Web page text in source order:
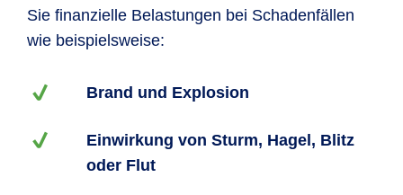
Sie finanzielle Belastungen bei Schadenfällen
wie beispielsweise:
Brand und Explosion
Einwirkung von Sturm, Hagel, Blitz
oder Flut